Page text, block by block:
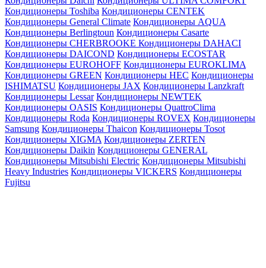
Кондиционеры Toshiba Кондиционеры CENTEK
Кондиционеры General Climate Кондиционеры AQUA
Кондиционеры Berlingtoun Кондиционеры Casarte
Кондиционеры CHERBROOKE Кондиционеры DAHACI
Кондиционеры DAICOND Кондиционеры ECOSTAR
Кондиционеры EUROHOFF Кондиционеры EUROKLIMA
Кондиционеры GREEN Кондиционеры HEC Кондиционеры
ISHIMATSU Кондиционеры JAX Кондиционеры Lanzkraft
Кондиционеры Lessar Кондиционеры NEWTEK
Кондиционеры OASIS Кондиционеры QuattroClima
Кондиционеры Roda Кондиционеры ROVEX Кондиционеры
Samsung Кондиционеры Thaicon Кондиционеры Tosot
Кондиционеры XIGMA Кондиционеры ZERTEN
Кондиционеры Daikin Кондиционеры GENERAL
Кондиционеры Mitsubishi Electric Кондиционеры Mitsubishi
Heavy Industries Кондиционеры VICKERS Кондиционеры
Fujitsu